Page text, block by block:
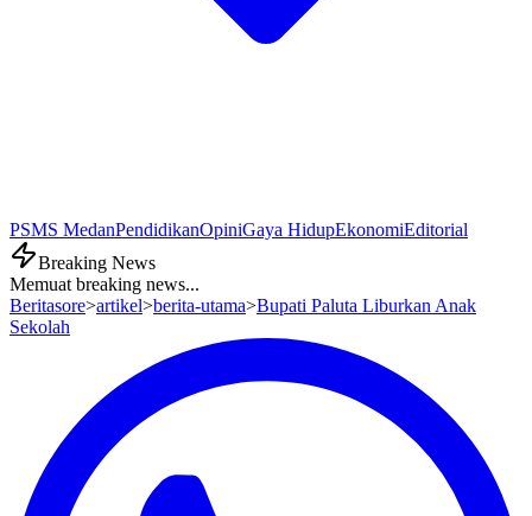
PSMS MedanPendidikanOpiniGaya HidupEkonomiEditorial
Breaking News
Memuat breaking news...
Beritasore>artikel>berita-utama>Bupati Paluta Liburkan Anak
Sekolah